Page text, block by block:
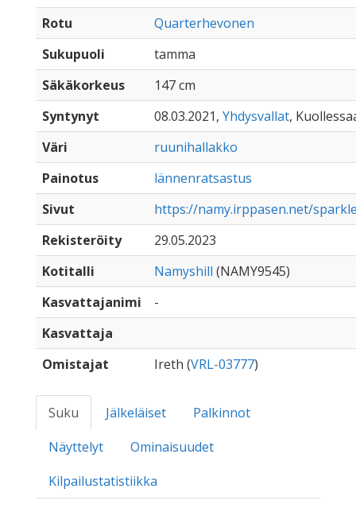
Rotu
Quarterhevonen
Sukupuoli
tamma
Säkäkorkeus
147 cm
Syntynyt
08.03.2021, Yhdysvallat,
Väri
ruunihallakko
Painotus
lännenratsastus
Sivut
https://namy.irppasen.net/
Rekisteröity
29.05.2023
Kotitalli
Namyshill (NAMY9545)
Kasvattajanimi
-
Kasvattaja
Omistajat
Ireth (VRL-03777)
Suku Jälkeläiset
Palkinnot
Näyttelyt
Ominaisuudet
Kilpailustatistiikka